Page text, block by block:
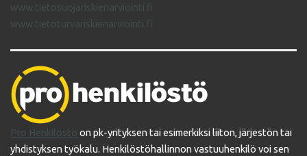
www.tietosuojariskienarviointi.fi
www.tietoturvariskienarviointi.fi
Pro Henkilöstö on pk-yrityksen tai esimerkiksi liiton, järjestön tai
yhdistyksen työkalu. Henkilöstöhallinnon vastuuhenkilö voi sen